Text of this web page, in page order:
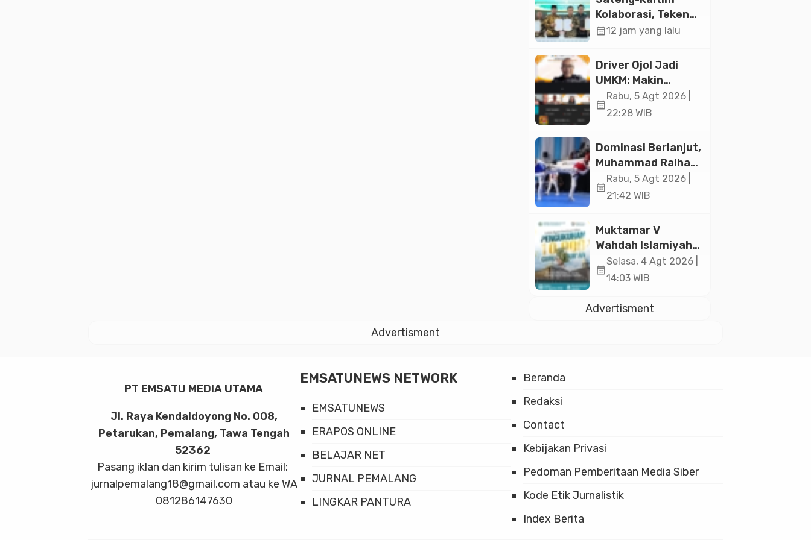
Jakarta
Kolaborasi, Teken
19 Kerja Sama
20,2 Triliun
calendar_month12 jam yang lalu
Driver Ojol Jadi
UMKM: Makin
Sejahtera atau
Merana? Ini
Paramadina
calendar_month
Rabu, 5 Agt 2026 |
22:28 WIB
Dominasi Berlanjut,
Muhammad Raihan
Fadila Sabet Emas
Kyorugi di Asian
Indonesia Open
2026
calendar_month
Rabu, 5 Agt 2026 |
21:42 WIB
Muktamar V
Wahdah Islamiyah
Akan Kukuhkan
10.000 Guru Al-
Istiqlal
calendar_month
Selasa, 4 Agt 2026 |
14:03 WIB
Advertisment
Advertisment
PT EMSATU MEDIA UTAMA
Jl. Raya Kendaldoyong No. 008,
Petarukan, Pemalang, Tawa Tengah
52362
Pasang iklan dan kirim tulisan ke Email:
jurnalpemalang18@gmail.com atau ke WA
081286147630
EMSATUNEWS NETWORK
EMSATUNEWS
ERAPOS ONLINE
BELAJAR NET
JURNAL PEMALANG
LINGKAR PANTURA
Beranda
Redaksi
Contact
Kebijakan Privasi
Pedoman Pemberitaan Media Siber
Kode Etik Jurnalistik
Index Berita